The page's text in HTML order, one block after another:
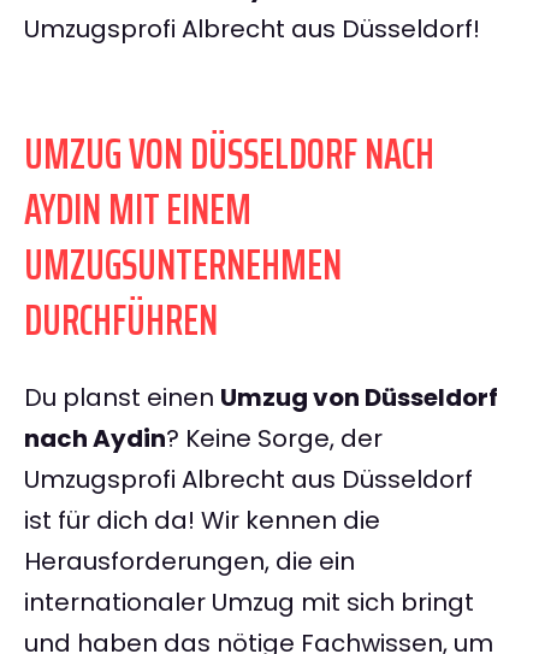
Umzugsprofi Albrecht aus Düsseldorf!
UMZUG VON DÜSSELDORF NACH
AYDIN MIT EINEM
UMZUGSUNTERNEHMEN
DURCHFÜHREN
Du planst einen Umzug von Düsseldorf
nach Aydin? Keine Sorge, der
Umzugsprofi Albrecht aus Düsseldorf
ist für dich da! Wir kennen die
Herausforderungen, die ein
internationaler Umzug mit sich bringt
und haben das nötige Fachwissen, um